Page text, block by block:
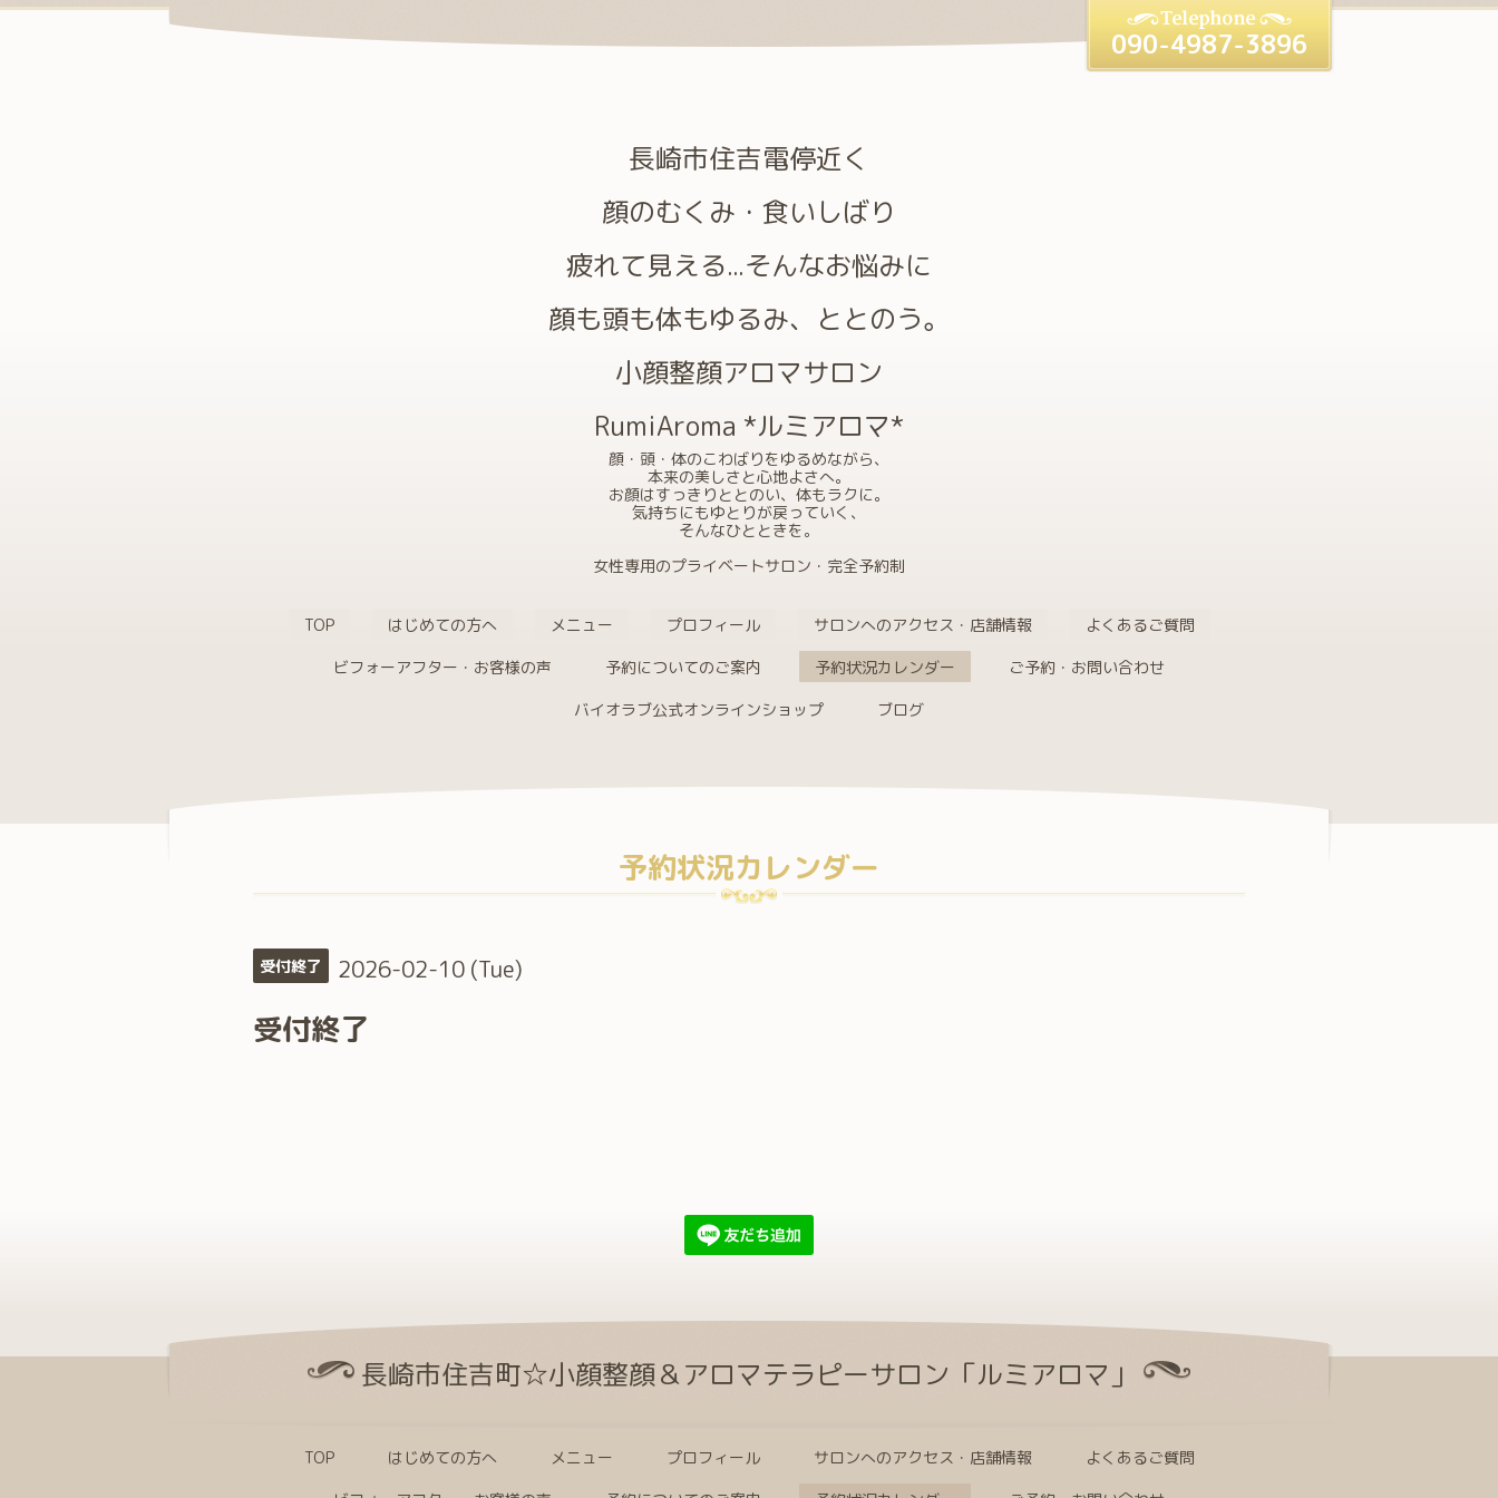
長崎市住吉電停近く
顔のむくみ・食いしばり
疲れて見える...そんなお悩みに
顔も頭も体もゆるみ、ととのう。
小顔整顔アロマサロン
RumiAroma *ルミアロマ*
顔・頭・体のこわばりをゆるめながら、
本来の美しさと心地よさへ。
お顔はすっきりととのい、体もラクに。
気持ちにもゆとりが戻っていく、
そんなひとときを。
女性専用のプライベートサロン・完全予約制
090-4987-3896
TOP はじめての方へ メニュー プロフィール サロンへのアクセス・店舗情報
よくあるご質問
ビフォーアフター・お客様の声
予約についてのご案内 予約状況カレンダー
ご予約・お問い合わせ
バイオラブ公式オンラインショップ
ブログ
予約状況カレンダー
受付終了 2026-02-10 (Tue)
受付終了
長崎市住吉町☆小顔整顔＆アロマテラピーサロン「ルミアロマ」
TOP はじめての方へ メニュー プロフィール サロンへのアクセス・店舗情報
よくあるご質問